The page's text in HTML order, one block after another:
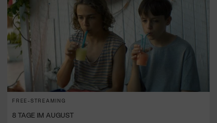
FREE-STREAMING
8 TAGE IM AUGUST